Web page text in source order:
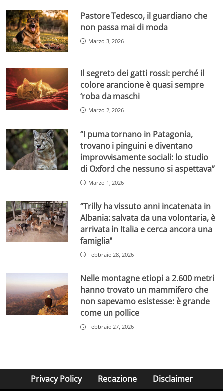
Pastore Tedesco, il guardiano che
non passa mai di moda
Marzo 3, 2026
Il segreto dei gatti rossi: perché il
colore arancione è quasi sempre
‘roba da maschi
Marzo 2, 2026
“I puma tornano in Patagonia,
trovano i pinguini e diventano
improvvisamente sociali: lo studio
di Oxford che nessuno si aspettava”
Marzo 1, 2026
“Trilly ha vissuto anni incatenata in
Albania: salvata da una volontaria, è
arrivata in Italia e cerca ancora una
famiglia”
Febbraio 28, 2026
Nelle montagne etiopi a 2.600 metri
hanno trovato un mammifero che
non sapevamo esistesse: è grande
come un pollice
Febbraio 27, 2026
Privacy Policy Redazione Disclaimer